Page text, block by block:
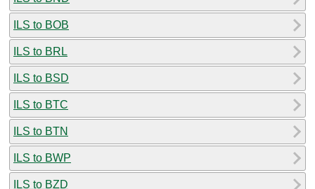
ILS to BOB
ILS to BRL
ILS to BSD
ILS to BTC
ILS to BTN
ILS to BWP
ILS to BZD